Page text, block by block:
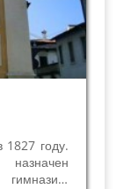
1827 году.